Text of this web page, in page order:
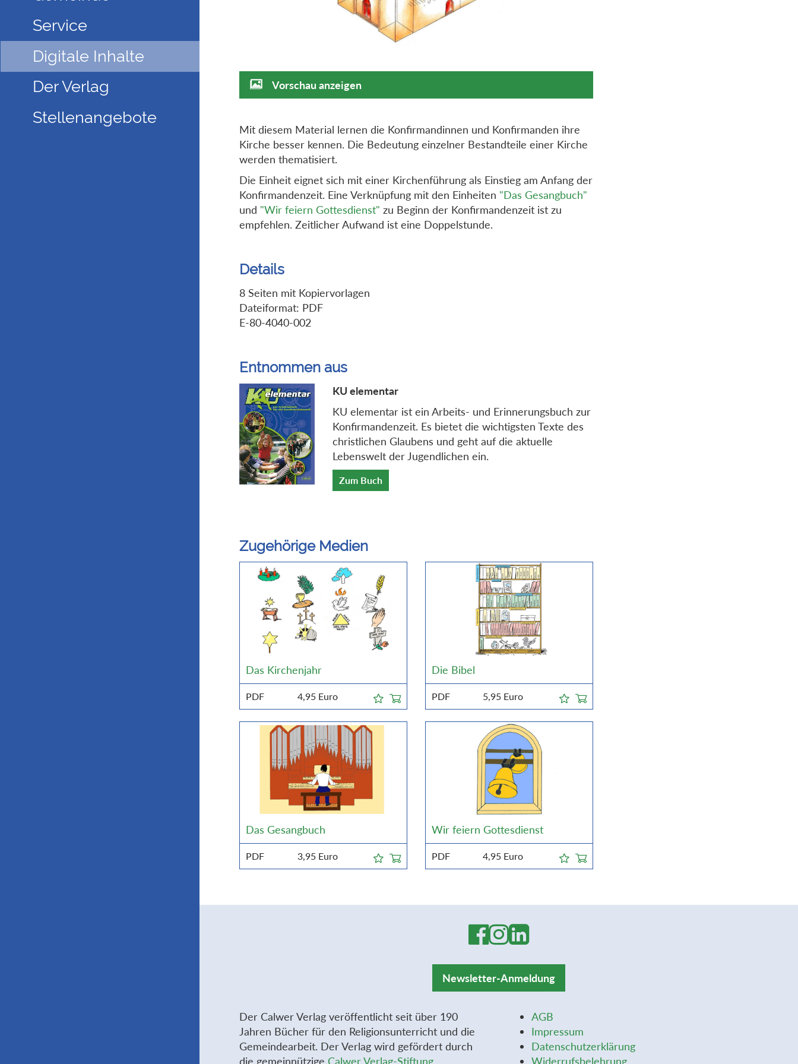
Service
Digitale Inhalte
Der Verlag
Stellenangebote
Vorschau anzeigen
Mit diesem Material lernen die Konfirmandinnen und Konfirmanden ihre
Kirche besser kennen. Die Bedeutung einzelner Bestandteile einer Kirche
werden thematisiert.
Die Einheit eignet sich mit einer Kirchenführung als Einstieg am Anfang der
Konfirmandenzeit. Eine Verknüpfung mit den Einheiten "Das Gesangbuch"
und "Wir feiern Gottesdienst" zu Beginn der Konfirmandenzeit ist zu
empfehlen. Zeitlicher Aufwand ist eine Doppelstunde.
Details
8 Seiten mit Kopiervorlagen
Dateiformat: PDF
E-80-4040-002
Entnommen aus
KU elementar
KU elementar ist ein Arbeits- und Erinnerungsbuch zur
Konfirmandenzeit. Es bietet die wichtigsten Texte des
christlichen Glaubens und geht auf die aktuelle
Lebenswelt der Jugendlichen ein.
Zum Buch
Zugehörige Medien
Das Kirchenjahr
PDF 4,95 Euro
Die Bibel
PDF 5,95 Euro
Das Gesangbuch
PDF 3,95 Euro
Wir feiern Gottesdienst
PDF 4,95 Euro
Newsletter-Anmeldung
Der Calwer Verlag veröffentlicht seit über 190
Jahren Bücher für den Religionsunterricht und die
Gemeindearbeit. Der Verlag wird gefördert durch
die gemeinnützige Calwer Verlag-Stiftung
AGB
Impressum
Datenschutzerklärung
Widerrufsbelehrung